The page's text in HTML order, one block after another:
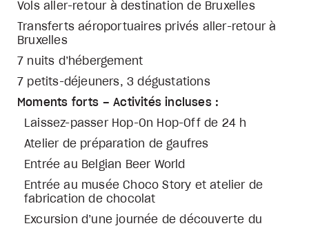
Vols aller-retour à destination de Bruxelles
Transferts aéroportuaires privés aller-retour à
Bruxelles
7 nuits d’hébergement
7 petits-déjeuners, 3 dégustations
Moments forts – Activités incluses :
Laissez-passer Hop-On Hop-Off de 24 h
Atelier de préparation de gaufres
Entrée au Belgian Beer World
Entrée au musée Choco Story et atelier de
fabrication de chocolat
Excursion d’une journée de découverte du